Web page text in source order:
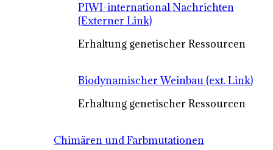
PIWI-international Nachrichten
(Externer Link)
Erhaltung genetischer Ressourcen
Biodynamischer Weinbau (ext. Link)
Erhaltung genetischer Ressourcen
Chimären und Farbmutationen